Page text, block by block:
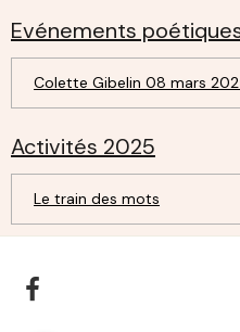
Evénements
Colette Gibelin 08 mars
Activités 2025
Le train des mots